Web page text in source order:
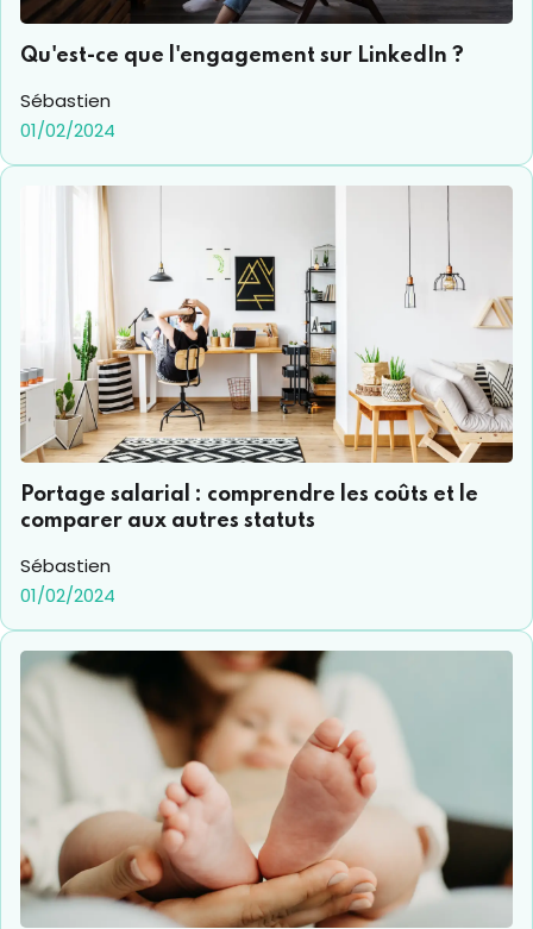
Qu'est-ce que l'engagement sur LinkedIn ?
Sébastien
01/02/2024
Portage salarial : comprendre les coûts et le
comparer aux autres statuts
Sébastien
01/02/2024